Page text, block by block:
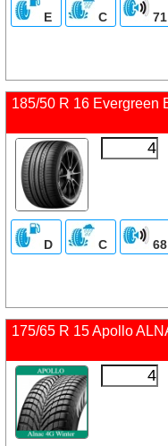
E C 71
185/50 R 16 Evergreen
D C 68
175/65 R 15 Apollo